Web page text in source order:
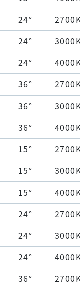
24°
24°
24°
36°
36°
36°
15°
15°
15°
24°
24°
24°
36°